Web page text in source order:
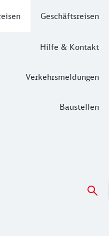
Geschäftsreisen
Hilfe & Kontakt
Verkehrsmeldungen
Baustellen